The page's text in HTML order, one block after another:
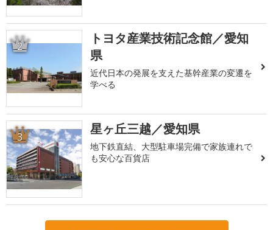
2
トヨタ産業技術記念館／愛知
県
近代日本の発展を支えた基幹産業の変遷を
学べる
3 星ヶ丘三越／愛知県
地下鉄直結、大型駐車場完備で家族連れで
も安心な百貨店